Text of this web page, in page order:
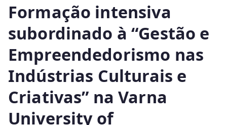
Formação intensiva
subordinado à “Gestão e
Empreendedorismo nas
Indústrias Culturais e
Criativas” na Varna
University of